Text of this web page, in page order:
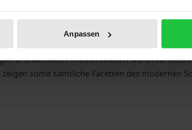
Anpassen
Jahrestagung 2017 des Arbeitskreises Militär
überarbeitet, aktualisiert und erweitert
und aktuellen Themenfeldern wie
somit sämtliche Facetten des modernen